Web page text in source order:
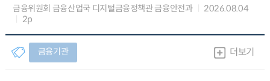
금융위원회 금융산업국 디지털금융정책관 금융안전과
2026.08.04
2p
금융기관 더보기